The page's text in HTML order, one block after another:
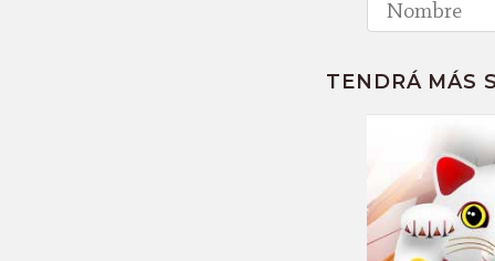
TENDRÁ MÁS